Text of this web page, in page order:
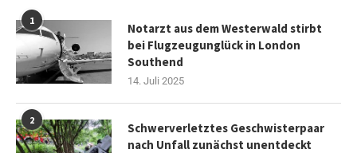
1
Notarzt aus dem Westerwald stirbt
bei Flugzeugunglück in London
Southend
14. Juli 2025
2
Schwerverletztes Geschwisterpaar
nach Unfall zunächst unentdeckt